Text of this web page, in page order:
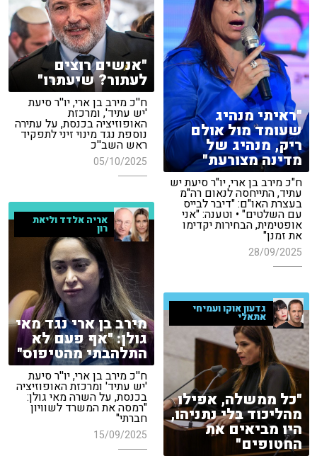
"אנשים רוצים
לעתור? שיעתרו"
ח''כ מירב בן ארי, יו''ר סיעת
'יש עתיד', ומרכזת
האופוזיציה בכנסת, על עתירה
נוספת נגד מינוי זיני לתפקיד
ראש השב''כ
05/10/2025
"ראיתי מנהיג
שעומד מול אולם
ריק, מנהיג של
מדינה מצורעת"
ח"כ מירב בן ארי, יו"ר סיעת יש
עתיד, התייחסה לנאום רה"מ
בעצרת האו"ם: "דיבר לבייס
עם השלטים" • וטענה: "אני
אופטימית, הבחירות יקדימו
את זמנן"
28/09/2025
אריה אלדד וליאת
רון
מירב בן ארי נגד מאי
גולן: "אף פעם לא
התלהבתי מהטיפוס"
ח''כ מירב בן ארי, יו''ר סיעת
'יש עתיד' ומרכזת האופוזיציה
בכנסת, על השרה מאי גולן:
"רמסה את המשרד לשוויון
חברתי"
15/09/2025
גדעון אוקו ועמיחי
אתאלי
"כל ממשלה, אפילו
מהליכוד בלי נתניהו,
היו מביאים את
החטופים"